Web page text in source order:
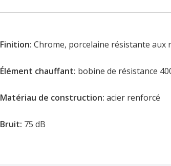
Finition: Chrome, porcelaine résistante aux
Élément chauffant: bobine de résistance
Matériau de construction: acier renforcé
Bruit: 75 dB